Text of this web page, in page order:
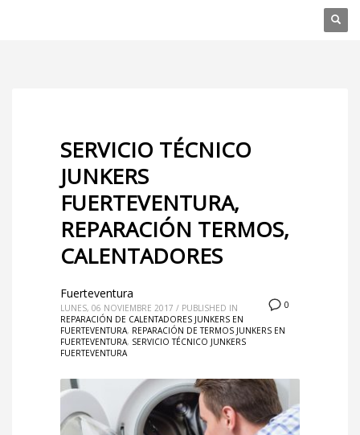
SERVICIO TÉCNICO
JUNKERS
FUERTEVENTURA,
REPARACIÓN TERMOS,
CALENTADORES
0
Fuerteventura
LUNES, 06 NOVIEMBRE 2017 / PUBLISHED IN
REPARACIÓN DE CALENTADORES JUNKERS EN
FUERTEVENTURA, REPARACIÓN DE TERMOS JUNKERS EN
FUERTEVENTURA, SERVICIO TÉCNICO JUNKERS
FUERTEVENTURA